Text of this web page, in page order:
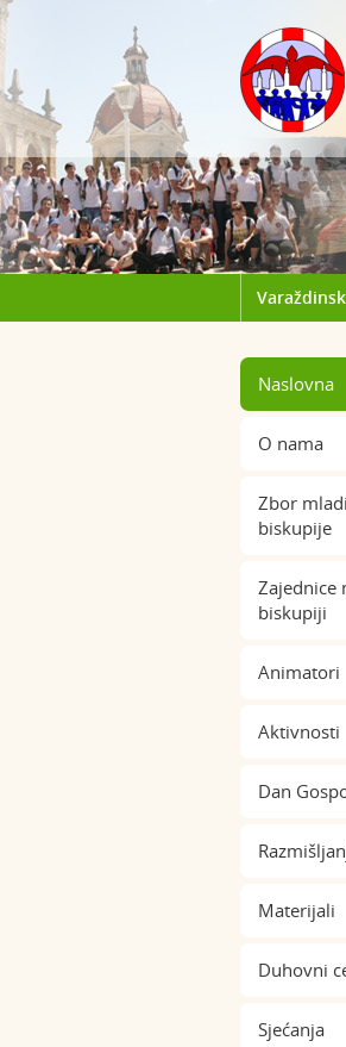
Naslovna
O nama
Zbor
biskupije
Zajednice
biskupiji
Animatori
Aktivnosti
Dan
Materijali
Duhovni
Sjećanja